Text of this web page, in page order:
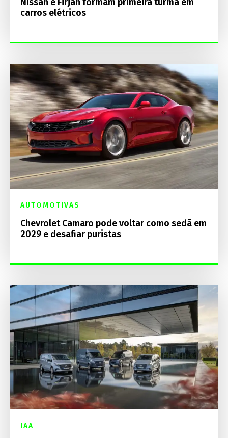
carros elétricos
AUTOMOTIVAS
Chevrolet Camaro pode voltar como sedã em
2029 e desafiar puristas
IAA